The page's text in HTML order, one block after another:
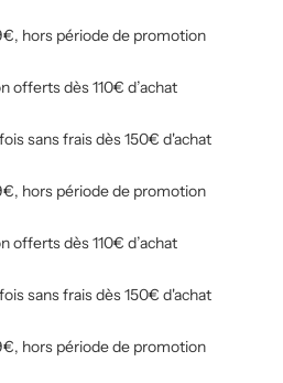
hors période de promotion
offerts dès 110€ d’achat
sans frais dès 150€ d'achat
hors période de promotion
offerts dès 110€ d’achat
sans frais dès 150€ d'achat
hors période de promotion